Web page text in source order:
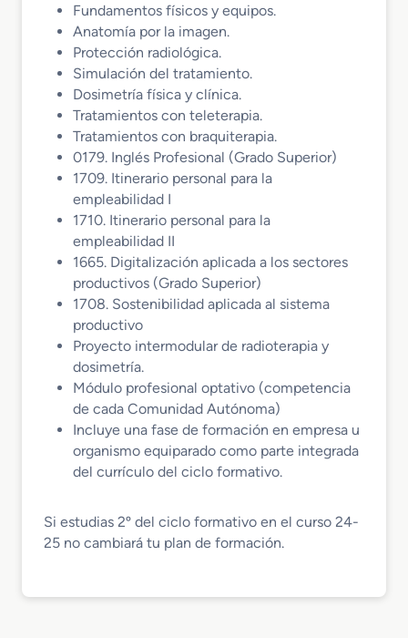
Fundamentos físicos y equipos.
Anatomía por la imagen.
Protección radiológica.
Simulación del tratamiento.
Dosimetría física y clínica.
Tratamientos con teleterapia.
Tratamientos con braquiterapia.
0179. Inglés Profesional (Grado Superior)
1709. Itinerario personal para la
empleabilidad I
1710. Itinerario personal para la
empleabilidad II
1665. Digitalización aplicada a los sectores
productivos (Grado Superior)
1708. Sostenibilidad aplicada al sistema
productivo
Proyecto intermodular de radioterapia y
dosimetría.
Módulo profesional optativo (competencia
de cada Comunidad Autónoma)
Incluye una fase de formación en empresa u
organismo equiparado como parte integrada
del currículo del ciclo formativo.
Si estudias 2º del ciclo formativo en el curso 24-
25 no cambiará tu plan de formación.